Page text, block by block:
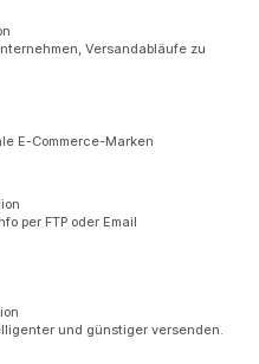
Versandabläufe zu
E-Commerce-Marken
per FTP oder Email
und günstiger versenden.